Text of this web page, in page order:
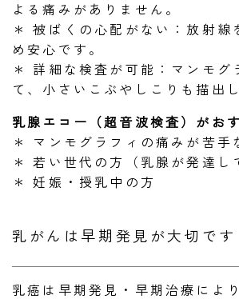
よる痛みがありません。
＊ 被ばくの心配がない：放射線
め安心です。
＊ 詳細な検査が可能：マンモグ
て、小さいこぶやしこりも描出
乳腺エコー（超音波検査）がお
＊ マンモグラフィの痛みが苦手
＊ 若い世代の方（乳腺が発達し
＊ 妊娠・授乳中の方
乳がんは早期発見が大切です
乳癌は早期発見・早期治療によ